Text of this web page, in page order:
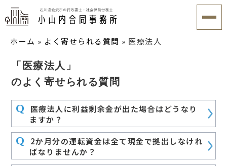
ホーム » よく寄せられる質問 » 医療法人
「医療法人」
のよく寄せられる質問
Q
医療法人に利益剰余金が出た場合はどうなり
ますか？
Q
2か月分の運転資金は全て現金で拠出しなけれ
ばなりませんか？